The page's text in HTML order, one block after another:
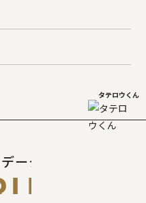
タテロウくん
ータベース